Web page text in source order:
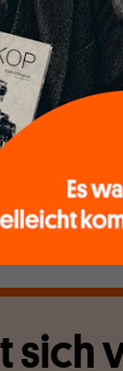
1.560
Die FAZ
„
man
Vorbild
sich